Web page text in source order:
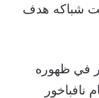
استقبلت شباكه هدف
في ظهوره
نافباخور